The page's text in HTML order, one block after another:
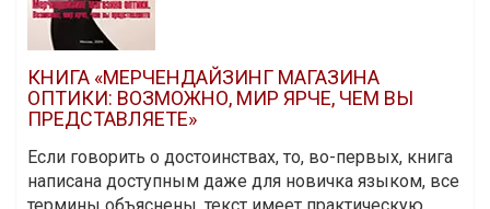
КНИГА «МЕРЧЕНДАЙЗИНГ МАГАЗИНА
ОПТИКИ: ВОЗМОЖНО, МИР ЯРЧЕ, ЧЕМ ВЫ
ПРЕДСТАВЛЯЕТЕ»
Если говорить о достоинствах, то, во-первых, книга
написана доступным даже для новичка языком, все
термины объяснены, текст имеет практическую